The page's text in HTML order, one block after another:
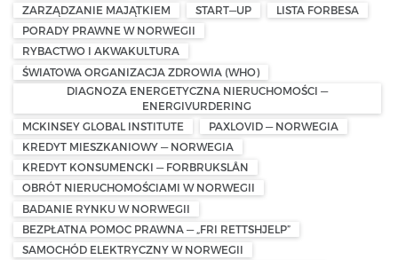
ZARZĄDZANIE MAJĄTKIEM
START—UP
LISTA FORBESA
PORADY PRAWNE W NORWEGII
RYBACTWO I AKWAKULTURA
ŚWIATOWA ORGANIZACJA ZDROWIA (WHO)
DIAGNOZA ENERGETYCZNA NIERUCHOMOŚCI —
ENERGIVURDERING
MCKINSEY GLOBAL INSTITUTE
PAXLOVID — NORWEGIA
KREDYT MIESZKANIOWY — NORWEGIA
KREDYT KONSUMENCKI — FORBRUKSLÅN
OBRÓT NIERUCHOMOŚCIAMI W NORWEGII
BADANIE RYNKU W NORWEGII
BEZPŁATNA POMOC PRAWNA — „FRI RETTSHJELP”
SAMOCHÓD ELEKTRYCZNY W NORWEGII